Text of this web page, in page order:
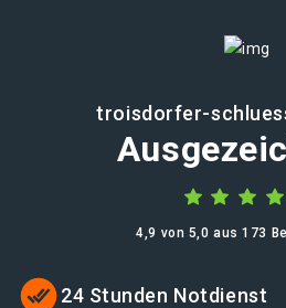
troisdorfer-
4,9 von 5,0 aus 173
24 Stunden Notdienst